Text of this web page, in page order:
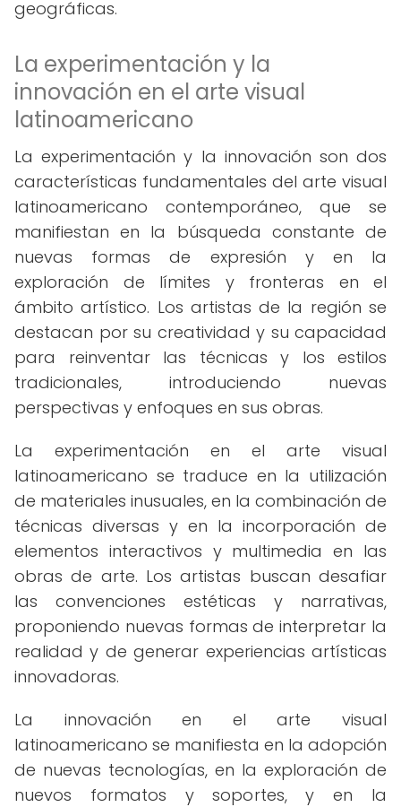
geográficas.
La experimentación y la
innovación en el arte visual
latinoamericano
La experimentación y la innovación son dos
características fundamentales del arte visual
latinoamericano contemporáneo, que se
manifiestan en la búsqueda constante de
nuevas formas de expresión y en la
exploración de límites y fronteras en el
ámbito artístico. Los artistas de la región se
destacan por su creatividad y su capacidad
para reinventar las técnicas y los estilos
tradicionales, introduciendo nuevas
perspectivas y enfoques en sus obras.
La experimentación en el arte visual
latinoamericano se traduce en la utilización
de materiales inusuales, en la combinación de
técnicas diversas y en la incorporación de
elementos interactivos y multimedia en las
obras de arte. Los artistas buscan desafiar
las convenciones estéticas y narrativas,
proponiendo nuevas formas de interpretar la
realidad y de generar experiencias artísticas
innovadoras.
La innovación en el arte visual
latinoamericano se manifiesta en la adopción
de nuevas tecnologías, en la exploración de
nuevos formatos y soportes, y en la